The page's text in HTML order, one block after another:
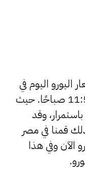
اليورو اليوم في
مصر ليوم الأحد 3 نوفمبر الساعة 11:55 صباحًا. حيث
وقد
قمنا في مصر
الآن وفي هذا